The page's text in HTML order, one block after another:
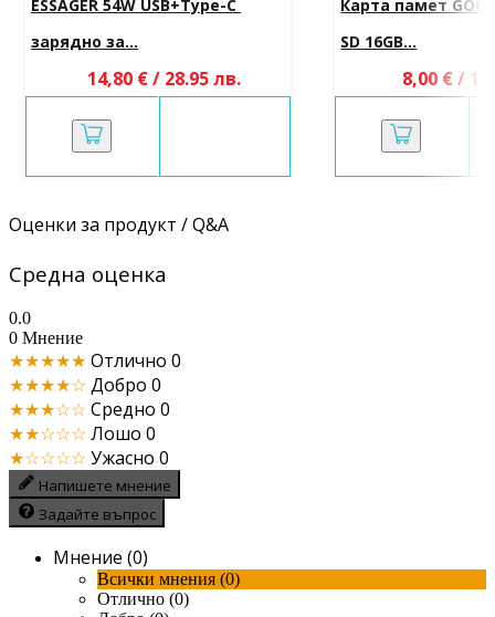
ESSAGER 54W USB+Type-C
зарядно за...
14,80 € / 28.95 лв.
Карта памет
SD 16GB...
8,00 € /
Оценки за продукт / Q&A
Средна оценка
0.0
0 Мнение
★★★★★ Отлично 0
★★★★☆ Добро 0
★★★☆☆ Средно 0
★★☆☆☆ Лошо 0
★☆☆☆☆ Ужасно 0
Напишете мнение
Задайте въпрос
Мнение (0)
Всички мнения (0)
Отлично (0)